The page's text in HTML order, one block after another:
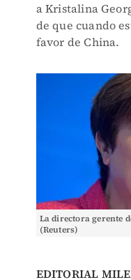
a Kristalina
de que cuando
favor de China.
La directora gerente
(Reuters)
EDITORIAL